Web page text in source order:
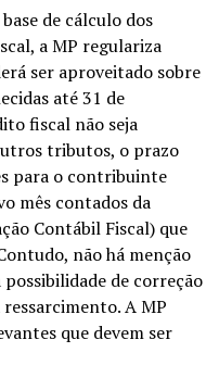
de cálculo dos
a MP regulariza
ser aproveitado sobre
até 31 de
fiscal não seja
tributos, o prazo
para o contribuinte
mês contados da
Contábil Fiscal) que
não há menção
de correção
A MP
que devem ser